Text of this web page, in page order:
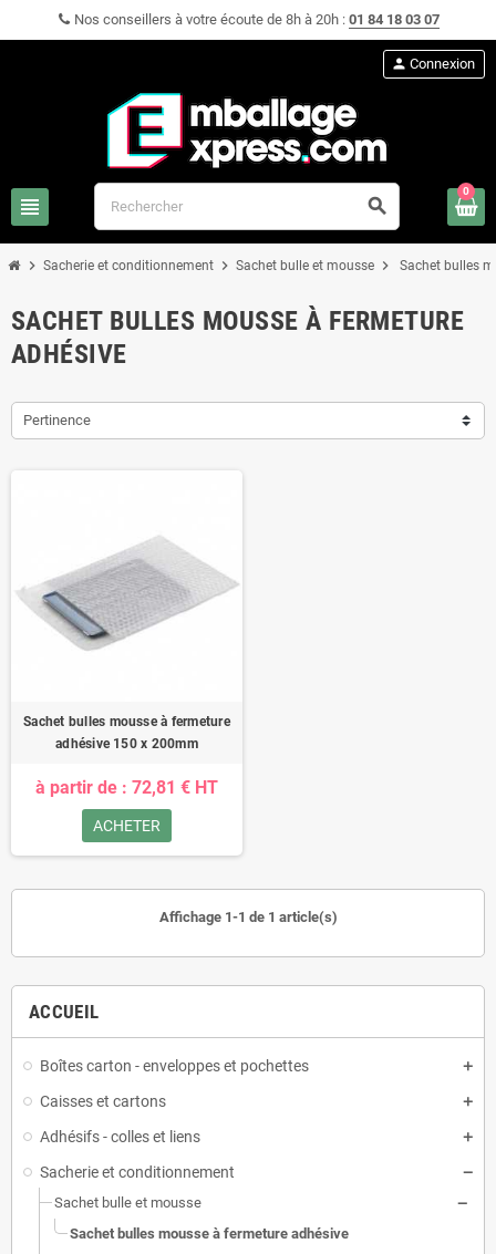
Nos conseillers à votre écoute de 8h à 20h : 01 84 18 03 07
view_headline search
person Connexion
0
chevron_right Sacherie et conditionnement chevron_right Sachet bulle et mousse chevron_right Sachet bulles
ACCUEIL
Boîtes carton - enveloppes et pochettes
Caisses et cartons
Adhésifs - colles et liens
Sacherie et conditionnement
Sachet bulle et mousse
Sachet bulles mousse à fermeture adhésive
SACHET BULLES MOUSSE À FERMETURE
ADHÉSIVE
Pertinence
Sachet bulles mousse à fermeture
adhésive 150 x 200mm
à partir de : 72,81 € HT
ACHETER
Affichage 1-1 de 1 article(s)